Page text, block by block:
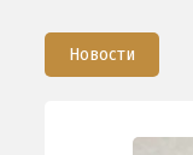
Новости